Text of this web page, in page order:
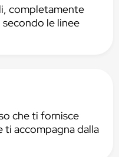
completamente
le linee
che ti fornisce
ti accompagna dalla